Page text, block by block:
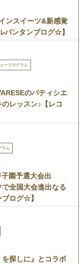
ンスイーツ&新感覚
バンタンブログ☆】
ープログラム
のパティシエ
レッスン♪【レコ
ラム
園予選大会出
全国大会進出なる
ログ☆】
探しに』とコラボ